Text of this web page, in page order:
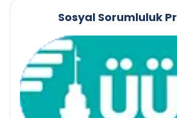
Sosyal Sorumluluk